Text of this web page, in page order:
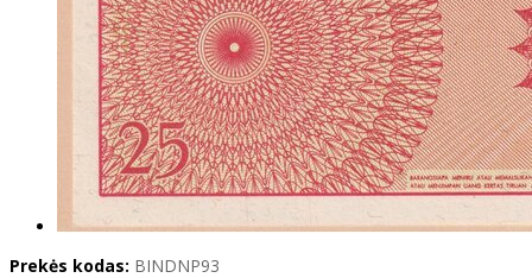
Prekės kodas: BINDNP93